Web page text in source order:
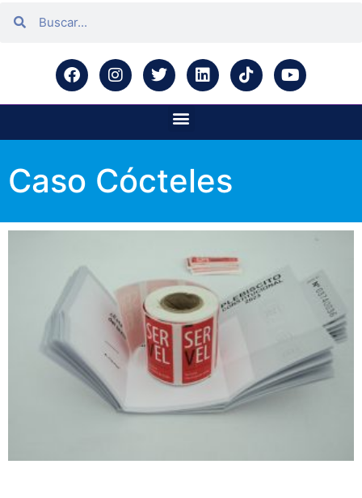
Caso Cócteles